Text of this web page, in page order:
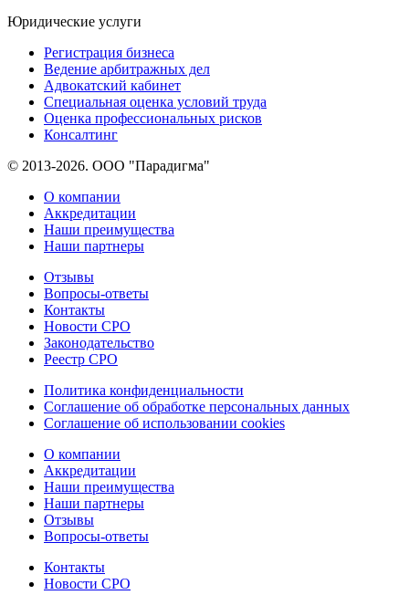
Юридические услуги
Регистрация бизнеса
Ведение арбитражных дел
Адвокатский кабинет
Специальная оценка условий труда
Оценка профессиональных рисков
Консалтинг
© 2013-2026. ООО "Парадигма"
О компании
Аккредитации
Наши преимущества
Наши партнеры
Отзывы
Вопросы-ответы
Контакты
Новости СРО
Законодательство
Реестр СРО
Политика конфиденциальности
Соглашение об обработке персональных данных
Соглашение об использовании cookies
О компании
Аккредитации
Наши преимущества
Наши партнеры
Отзывы
Вопросы-ответы
Контакты
Новости СРО